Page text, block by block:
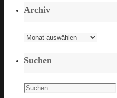
Archiv
Archiv
Suchen
Suchen